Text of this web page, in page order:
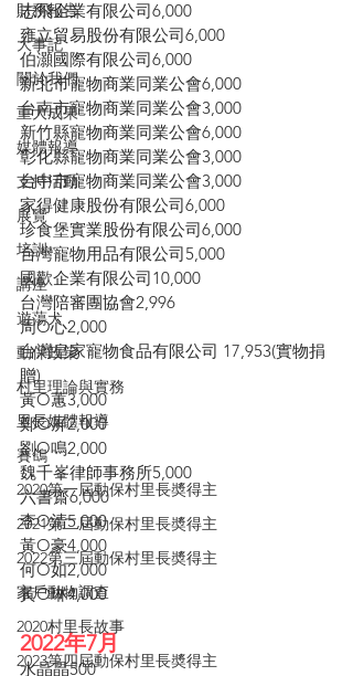
財務報告
大事記
關於我們
重大成果
媒體報導
支持活動
展覽
培訓
講座
遊蕩犬
動保政策
村里理論與實務
里長媒體報導
賽鴿
2020第一屆動保村里長奬得主
2021第二屆動保村里長奬得主
2022第三屆動保村里長奬得主
家戶動物調查
2020村里長故事
2023第四屆動保村里長奬得主
志飛企業有限公司6,000
雍立貿易股份有限公司6,000
伯灝國際有限公司6,000
新北市寵物商業同業公會6,000
台南市寵物商業同業公會3,000
新竹縣寵物商業同業公會6,000
彰化縣寵物商業同業公會3,000
台中市寵物商業同業公會3,000
家得健康股份有限公司6,000
珍食堡實業股份有限公司6,000
台灣寵物用品有限公司5,000
國歡企業有限公司10,000
台灣陪審團協會2,996
周O心2,000
台灣皇家寵物食品有限公司 17,953(實物捐
贈)
黃O蕙3,000
鄭O屏2,000
劉O鳴2,000
魏千峯律師事務所5,000
六書齋6,000
李O清5,000
黃O豪4,000
何O如2,000
黃O琳4,000
2022年7月
水晶晶500